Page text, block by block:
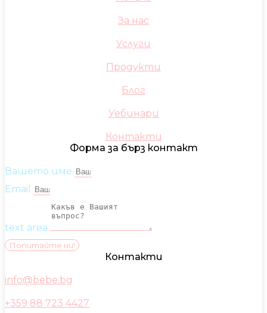
За нас
Услуги
Продукти
Блог
Уебинари
Контакти
Форма за бърз контакт
Вашето име
Email
text area
Попитайте ни!
Контакти
info@bebe.bg
+359 88 723 4427